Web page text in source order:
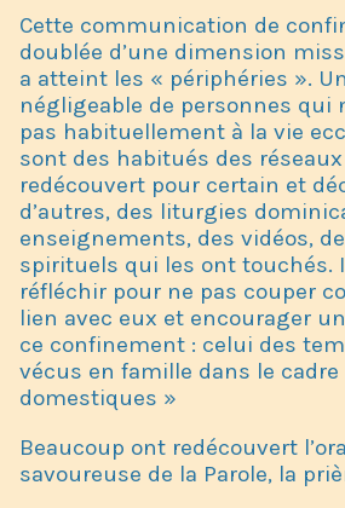
Cette communication de
doublée d’une dimension
a atteint les « périphéries ».
négligeable de personnes qui
pas habituellement à la vie
sont des habitués des
redécouvert pour certain et
d’autres, des liturgies
enseignements, des vidéos,
spirituels qui les ont touchés.
réfléchir pour ne pas couper
lien avec eux et encourager
ce confinement : celui des
vécus en famille dans le cadre
domestiques »
Beaucoup ont redécouvert
savoureuse de la Parole, la